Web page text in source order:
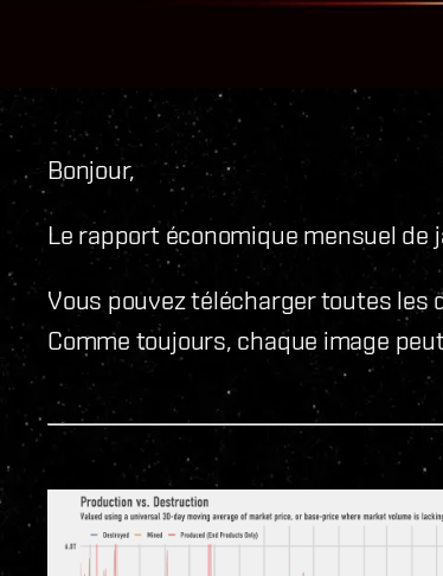
Bonjour,
Le rapport économique mensuel
Vous pouvez télécharger toutes
Comme toujours, chaque image